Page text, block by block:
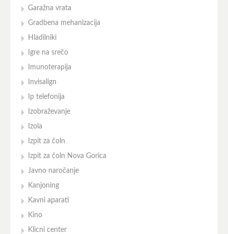
Garažna vrata
Gradbena mehanizacija
Hladilniki
Igre na srečo
Imunoterapija
Invisalign
Ip telefonija
Izobraževanje
Izola
Izpit za čoln
Izpit za čoln Nova Gorica
Javno naročanje
Kanjoning
Kavni aparati
Kino
Klicni center